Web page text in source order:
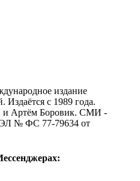
издание
Издаётся с 1989 года.
и Артём Боровик. CМИ -
ЭЛ № ФС 77-79634 от